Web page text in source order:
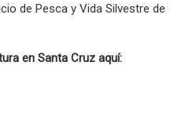
de Pesca y Vida Silvestre de
en Santa Cruz aquí: